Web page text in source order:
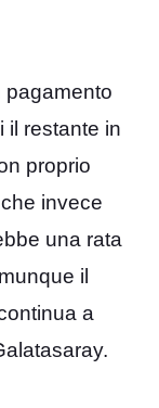
pagamento
il restante in
proprio
invece
una rata
il
a